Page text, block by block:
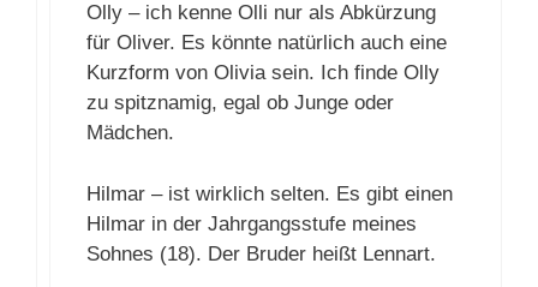
Olly – ich kenne Olli nur als Abkürzung
für Oliver. Es könnte natürlich auch eine
Kurzform von Olivia sein. Ich finde Olly
zu spitznamig, egal ob Junge oder
Mädchen.
Hilmar – ist wirklich selten. Es gibt einen
Hilmar in der Jahrgangsstufe meines
Sohnes (18). Der Bruder heißt Lennart.